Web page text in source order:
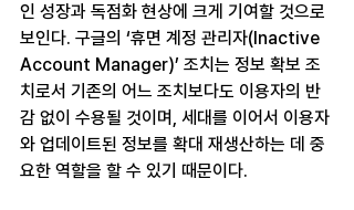
인 성장과 독점화 현상에 크게 기여할 것으로
보인다. 구글의 ‘휴면 계정 관리자(Inactive
Account Manager)’ 조치는 정보 확보 조
치로서 기존의 어느 조치보다도 이용자의 반
감 없이 수용될 것이며, 세대를 이어서 이용자
와 업데이트된 정보를 확대 재생산하는 데 중
요한 역할을 할 수 있기 때문이다.